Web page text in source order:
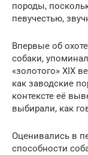
породы,
певучестью,
Впервые об
собаки,
«золотого» XIX
как заводские
контексте её
выбирали, как
Оценивались в
способности